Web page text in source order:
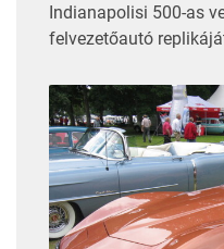
Indianapolisi 500-as
felvezetőautó